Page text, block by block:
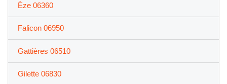
Èze 06360
Falicon 06950
Gattières 06510
Gilette 06830